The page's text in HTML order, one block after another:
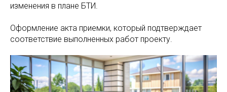
изменения в плане БТИ.
Оформление акта приемки, который подтверждает
соответствие выполненных работ проекту.